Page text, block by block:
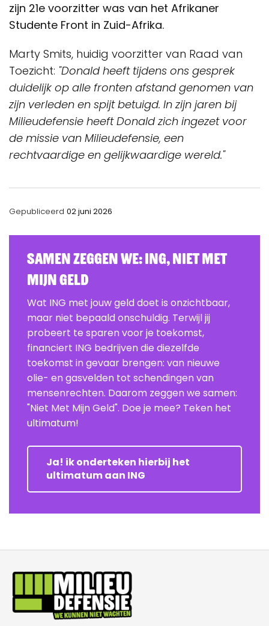
zijn 21e voorzitter was van het Afrikaner
Studente Front in Zuid-Afrika.
Marty Smits, huidig voorzitter van Raad van
Toezicht: "Donald heeft tijdens ons gesprek
duidelijk op alle fronten afstand genomen van
zijn verleden en spijt betuigd. In zijn jaren bij
Milieudefensie heeft Donald zich ingezet voor
de missie van Milieudefensie, een
rechtvaardige en gelijkwaardige wereld."
Gepubliceerd 02 juni 2026
Samen zeggen we: ING, Niet Met
Mijn Geld
Wat ING met jouw geld doet is onzichtbaar,
maar niet bepaald onschuldig. Terwijl jij
probeert te sparen voor je toekomst,
financiert ING bedrijven die diezelfde
toekomst in gevaar brengen: van nieuwe
olie- en gasvelden tot schendingen van
mensenrechten. Daarom zeggen we samen:
"Niet Met Mijn Geld". Doe je mee? Teken het
ultimatum!
Ja! ik onderteken hierbij het
ultimatum aan ING